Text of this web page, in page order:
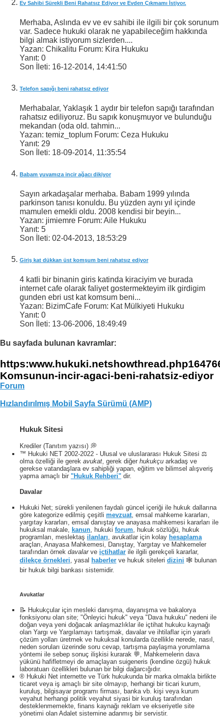
Ev Sahibi Sürekli Beni Rahatsız Ediyor ve Evden Çıkmamı İstiyor.
Merhaba, Aslında ev ve ev sahibi ile ilgili bir çok sorunum
var. Sadece hukuki olarak ne yapabileceğim hakkında
bilgi almak istiyorum sizlerden....
Yazan: Chikalitu Forum: Kira Hukuku
Yanıt: 0
Son İleti: 16-12-2014, 14:41:50
Telefon sapığı beni rahatsız ediyor
Merhabalar, Yaklaşık 1 aydır bir telefon sapığı tarafından
rahatsız ediliyoruz. Bu sapık konuşmuyor ve bulunduğu
mekandan (oda old. tahmin...
Yazan: temiz_toplum Forum: Ceza Hukuku
Yanıt: 29
Son İleti: 18-09-2014, 11:35:54
Babam yuvamıza incir ağacı dikiyor
Sayın arkadaşalar merhaba. Babam 1999 yılında
parkinson tanısı konuldu. Bu yüzden aynı yıl içinde
mamulen emekli oldu. 2008 kendisi bir beyin...
Yazan: jimiemre Forum: Aile Hukuku
Yanıt: 5
Son İleti: 02-04-2013, 18:53:29
Giriş kat dükkan üst komşum beni rahatsız ediyor
4 katli bir binanin giris katinda kiraciyim ve burada
internet cafe olarak faliyet gostermekteyim ilk girdigim
gunden ebri ust kat komsum beni...
Yazan: BizimCafe Forum: Kat Mülkiyeti Hukuku
Yanıt: 0
Son İleti: 13-06-2006, 18:49:49
Bu sayfada bulunan kavramlar:
Komsunun-incir-agaci-beni-rahatsiz-ediyor
Forum
Hızlandırılmış Mobil Sayfa Sürümü (AMP)
Hukuk Sitesi
Krediler (Tanıtım yazısı) 💭
™ Hukuki NET 2002-2022 - Ulusal ve uluslararası Hukuk Sitesi ⚖️
olma özelliği ile gerek avukat , gerek diğer hukukçu arkadaş ve
gerekse vatandaşlara ev sahipliği yapan, eğitim ve bilimsel alışveriş
yapma amaçlı bir "Hukuk Rehberi" dir.
Davalar
Hukuki Net; sürekli yenilenen faydalı güncel içeriği ile hukuk dallarına
göre kategorize edilmiş çeşitli mevzuat, emsal mahkeme kararları,
yargıtay kararları, emsal danıştay ve anayasa mahkemesi kararları ile
hukuksal makale, kanun, hukuki forum, hukuk sözlüğü, hukuk
programları, meslektaş ilanları, avukatlar için kolay hesaplama
araçları, Anayasa Mahkemesi, Danıştay, Yargıtay ve Mahkemeler
tarafından örnek davalarve içtihatlar ile ilgili gerekçeli kararlar,
dilekçe örnekleri, yasal haberler ve hukuk siteleri dizini 🕸 bulunan
bir hukuk bilgi bankası sistemidir.
Avukatlar
📝 Hukukçular için mesleki danışma, dayanışma ve bakalorya
fonksiyonu olan site; "Önleyici hukuk" veya "Dava hukuku" nedeni ile
doğan veya yeni doğacak anlaşmazlıklar ile içtihat hukuku kaynağı
olan Yargı ve Yargılamayı tartışmak, davalar ve ihtilaflar için yararlı
çözüm yolları üretmek ve hukuksal konularda özellikle nerede, nasıl,
neden soruları üzerinde soru cevap, tartışma paylaşma yorumlama
yöntemi ile sebep sonuç ilişkisi kurarak 💬, Mahkemelerin dava
yükünü hafifletmeyi de amaçlayan suigeneris (kendine özgü) hukuk
laboratuarı özellikleri bulunan bir bilgi dağarcığıdır.
® Hukuki Net internette ve Türk hukukunda bir marka olmakla birlikte
ticaret veya iş amaçlı bir site olmayıp, herhangi bir ticari kurum,
kuruluş, bilgisayar programı firması, banka vb. kişi veya kurum
veyahut herhangi politik veyahut siyasi bir kuruluş tarafından
desteklenmemekte, finans kaynağı reklam ve ekseriyetle site
yönetimi olan Adalet sistemine adanmış bir servistir.